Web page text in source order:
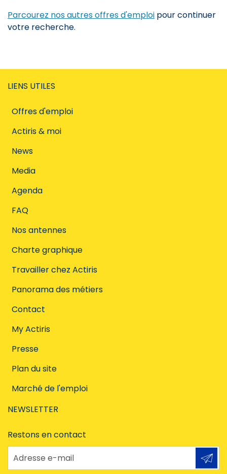
Parcourez nos autres offres d'emploi pour continuer
votre recherche.
LIENS UTILES
Offres d'emploi
Actiris & moi
News
Media
Agenda
FAQ
Nos antennes
Charte graphique
Travailler chez Actiris
Panorama des métiers
Contact
My Actiris
Presse
Plan du site
Marché de l'emploi
NEWSLETTER
Restons en contact
Adresse e-mail